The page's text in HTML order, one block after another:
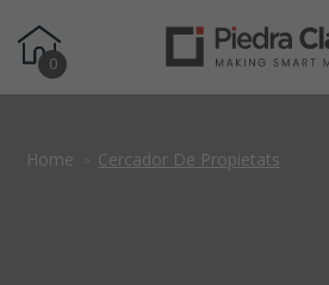
0
Home Cercador De Propietats